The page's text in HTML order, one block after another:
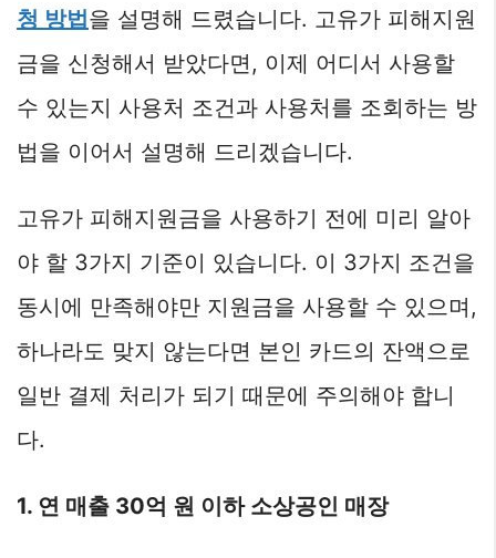
청 방법 을 설명해 드렸습니다. 고유가 피해지원
금을 신청해서 받았다면, 이제 어디서 사용할
수 있는지 사용처 조건과 사용처를 조회하는 방
법을 이어서 설명해 드리겠습니다.
고유가 피해지원금을 사용하기 전에 미리 알아
야 할 3가지 기준이 있습니다. 이 3가지 조건을
동시에 만족해야만 지원금을 사용할 수 있으며,
하나라도 맞지 않는다면 본인 카드의 잔액으로
일반 결제 처리가 되기 때문에 주의해야 합니
다.
1. 연 매출 30억 원 이하 소상공인 매장